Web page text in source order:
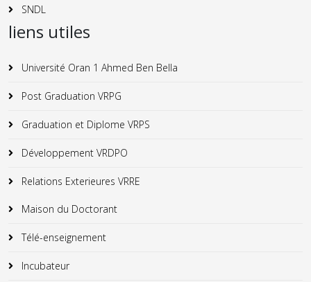
SNDL
liens utiles
Université Oran 1 Ahmed Ben Bella
Post Graduation VRPG
Graduation et Diplome VRPS
Développement VRDPO
Relations Exterieures VRRE
Maison du Doctorant
Télé-enseignement
Incubateur